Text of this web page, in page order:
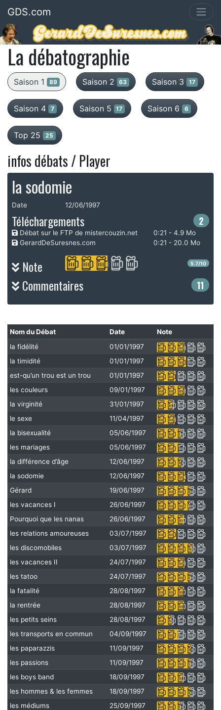
GDS.com
La débatographie
Saison 1 89 Saison 2 63 Saison 3 17
Saison 4 7 Saison 5 17 Saison 6 6
Top 25 25
infos débats / Player
la sodomie
Date 12/06/1997
Téléchargements 2
Débat sur le FTP de mistercouzin.net
0:21 - 4.9 Mo
GerardDeSuresnes.com
0:21 - 20.0 Mo
Note 5.7/10
Commentaires 11
Nom du Débat Date
Note
la fidélité
01/01/1997
la timidité
01/01/1997
est-qu’un trou est un trou
01/01/1997
les couleurs
09/01/1997
la virginité
31/01/1997
le sexe
11/04/1997
la bisexualité
05/06/1997
les mariages
05/06/1997
la différence d’âge
12/06/1997
la sodomie
12/06/1997
Gérard
19/06/1997
les vacances I
26/06/1997
Pourquoi que les nanas
26/06/1997
les relations amoureuses
03/07/1997
les discomobiles
03/07/1997
les vacances II
24/07/1997
les tatoo
24/07/1997
la fatalité
28/08/1997
la rentrée
28/08/1997
les petits seins
28/08/1997
les transports en commun
04/09/1997
les paparazzis
11/09/1997
les passions
11/09/1997
les boys band
18/09/1997
les hommes & les femmes
18/09/1997
les médiums
25/09/1997